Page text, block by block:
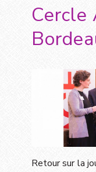
Cercle
Retour sur la